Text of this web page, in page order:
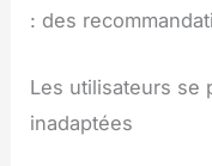
: des
Les utilisateurs se
inadaptées